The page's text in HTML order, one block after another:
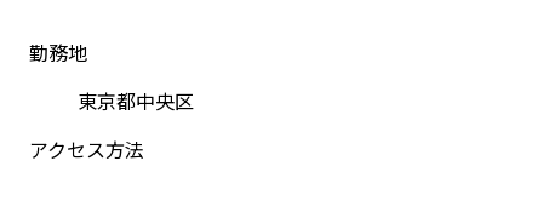
勤務地
東京都中央区
アクセス方法